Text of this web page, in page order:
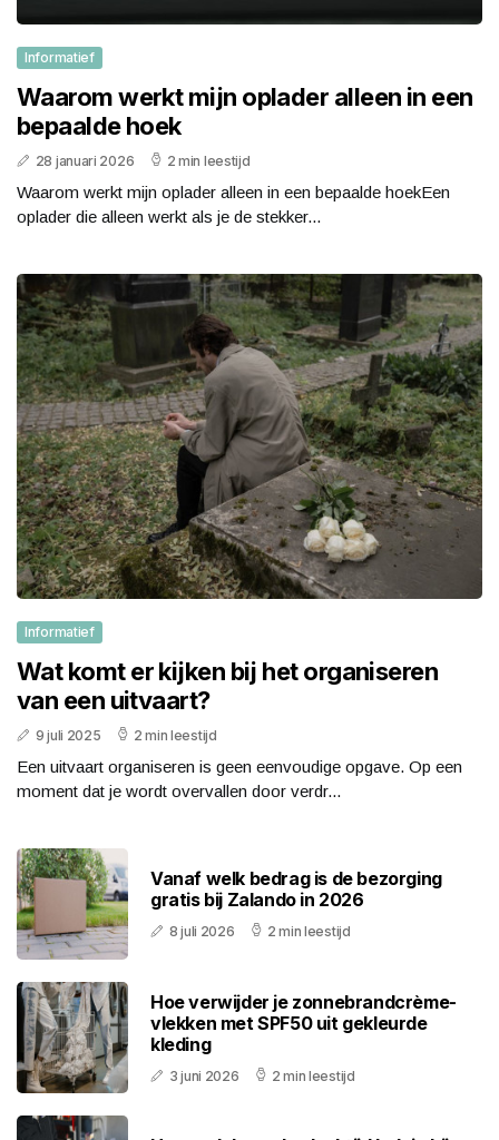
Informatief
Waarom werkt mijn oplader alleen in een
bepaalde hoek
28 januari 2026 2 min leestijd
Waarom werkt mijn oplader alleen in een bepaalde hoekEen
oplader die alleen werkt als je de stekker...
Informatief
Wat komt er kijken bij het organiseren
van een uitvaart?
9 juli 2025 2 min leestijd
Een uitvaart organiseren is geen eenvoudige opgave. Op een
moment dat je wordt overvallen door verdr...
Vanaf welk bedrag is de bezorging
gratis bij Zalando in 2026
8 juli 2026 2 min leestijd
Hoe verwijder je zonnebrandcrème-
vlekken met SPF50 uit gekleurde
kleding
3 juni 2026 2 min leestijd